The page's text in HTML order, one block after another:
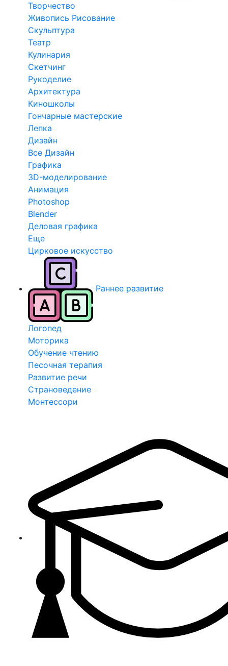
Творчество
Живопись Рисование
Скульптура
Театр
Кулинария
Скетчинг
Рукоделие
Архитектура
Киношколы
Гончарные мастерские
Лепка
Дизайн
Все Дизайн
Графика
3D-моделирование
Анимация
Photoshop
Blender
Деловая графика
Еще
Цирковое искусство
Раннее развитие
Логопед
Моторика
Обучение чтению
Песочная терапия
Развитие речи
Страноведение
Монтессори